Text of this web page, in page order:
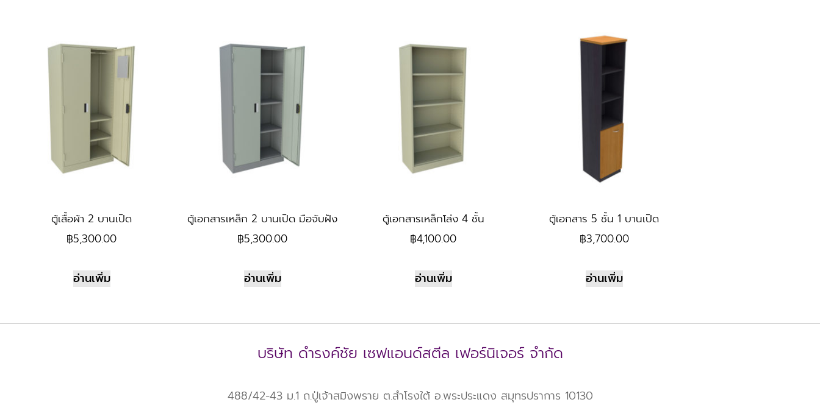
ตู้เสื้อผ้า 2 บานเปิด
฿5,300.00
อ่านเพิ่ม
ตู้เอกสารเหล็ก 2 บานเปิด มือจับฝัง
฿5,300.00
อ่านเพิ่ม
ตู้เอกสารเหล็กโล่ง 4 ชั้น
฿4,100.00
อ่านเพิ่ม
ตู้เอกสาร 5 ชั้น 1 บานเปิด
฿3,700.00
อ่านเพิ่ม
บริษัท ดำรงค์ชัย เซฟแอนด์สตีล เฟอร์นิเจอร์ จำกัด
488/42-43 ม.1 ถ.ปู่เจ้าสมิงพราย ต.สำโรงใต้ อ.พระประแดง สมุทรปราการ 10130